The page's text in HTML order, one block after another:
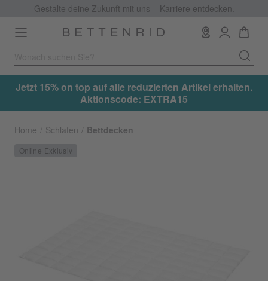
Gestalte deine Zukunft mit uns – Karriere entdecken.
Toggle
navigation
Jetzt 15% on top auf alle reduzierten Artikel erhalten.
Aktionscode: EXTRA15
Home Schlafen Bettdecken